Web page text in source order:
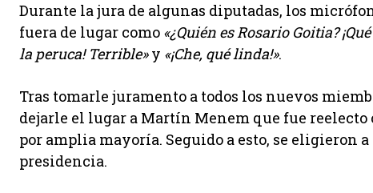
Durante la jura de algunas diputadas, los
fuera de lugar como «¿Quién es Rosario Goitia?
la peruca! Terrible»y «¡Che, qué linda!».
Tras tomarle juramento a todos los nuevos
dejarle el lugar a Martín Menem que fue reelecto
por amplia mayoría. Seguido a esto, se eligieron
presidencia.